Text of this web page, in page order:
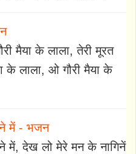
मैया के लाला, तेरी मूरत
के लाला, ओ गौरी मैया के
में - भजन
में, देख लो मेरे मन के नागिनें